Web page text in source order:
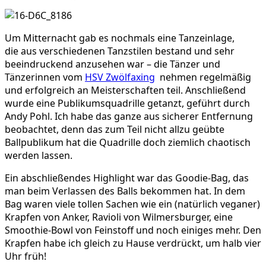
Um Mitternacht gab es nochmals eine Tanzeinlage,
die aus verschiedenen Tanzstilen bestand und sehr
beeindruckend anzusehen war – die Tänzer und
Tänzerinnen vom HSV Zwölfaxing nehmen regelmäßig
und erfolgreich an Meisterschaften teil. Anschließend
wurde eine Publikumsquadrille getanzt, geführt durch
Andy Pohl. Ich habe das ganze aus sicherer Entfernung
beobachtet, denn das zum Teil nicht allzu geübte
Ballpublikum hat die Quadrille doch ziemlich chaotisch
werden lassen.
Ein abschließendes Highlight war das Goodie-Bag, das
man beim Verlassen des Balls bekommen hat. In dem
Bag waren viele tollen Sachen wie ein (natürlich veganer)
Krapfen von Anker, Ravioli von Wilmersburger, eine
Smoothie-Bowl von Feinstoff und noch einiges mehr. Den
Krapfen habe ich gleich zu Hause verdrückt, um halb vier
Uhr früh!